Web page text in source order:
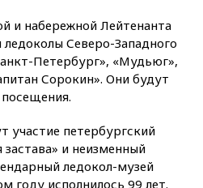
и набережной Лейтенанта
Северо-Западного
Петербург», «Мудьюг»,
Сорокин». Они будут
участие петербургский
и неизменный
ледокол-музей
году исполнилось 99 лет.